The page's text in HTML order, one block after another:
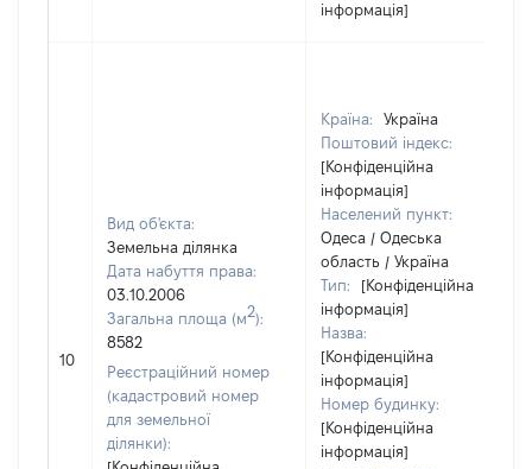
інформація]
10
Вид об'єкта:
Земельна ділянка
Дата набуття права:
03.10.2006
Загальна площа (м2):
8582
Реєстраційний номер
(кадастровий номер
для земельної
ділянки):
Країна:
Україна
Поштовий індекс:
[Конфіденційна
інформація]
Населений пункт:
Одеса / Одеська
область / Україна
Тип:
[Конфіденційна
інформація]
Назва:
[Конфіденційна
інформація]
Номер будинку:
[Конфіденційна
інформація]